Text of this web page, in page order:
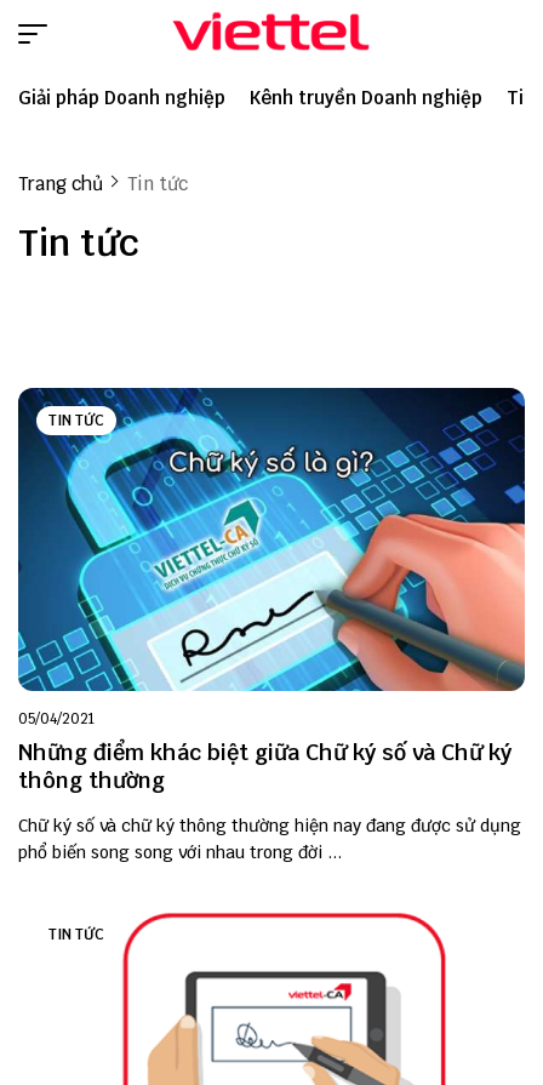
Giải pháp Doanh nghiệp Kênh truyền Doanh nghiệp Tin
Trang chủ Tin tức
Tin tức
TIN TỨC
05/04/2021
Những điểm khác biệt giữa Chữ ký số và Chữ ký
thông thường
Chữ ký số và chữ ký thông thường hiện nay đang được sử dụng
phổ biến song song với nhau trong đời ...
TIN TỨC